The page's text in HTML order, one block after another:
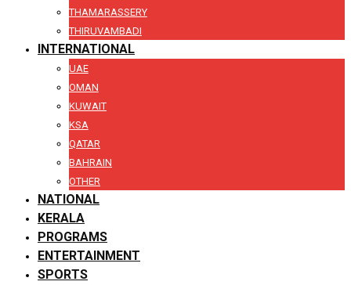
THAMARASSERY
THIRUVAMBADI
INTERNATIONAL
UAE
OMAN
KUWAIT
KSA
QATAR
BAHRAIN
OTHER
NATIONAL
KERALA
PROGRAMS
ENTERTAINMENT
SPORTS